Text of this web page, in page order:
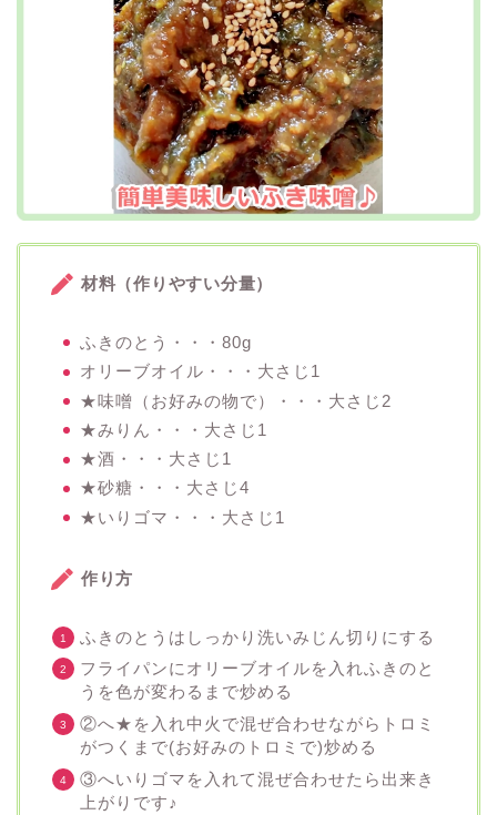
材料（作りやすい分量）
ふきのとう・・・80g
オリーブオイル・・・大さじ1
★味噌（お好みの物で）・・・大さじ2
★みりん・・・大さじ1
★酒・・・大さじ1
★砂糖・・・大さじ4
★いりゴマ・・・大さじ1
作り方
ふきのとうはしっかり洗いみじん切りにする
フライパンにオリーブオイルを入れふきのと
うを色が変わるまで炒める
②へ★を入れ中火で混ぜ合わせながらトロミ
がつくまで(お好みのトロミで)炒める
③へいりゴマを入れて混ぜ合わせたら出来き
上がりです♪